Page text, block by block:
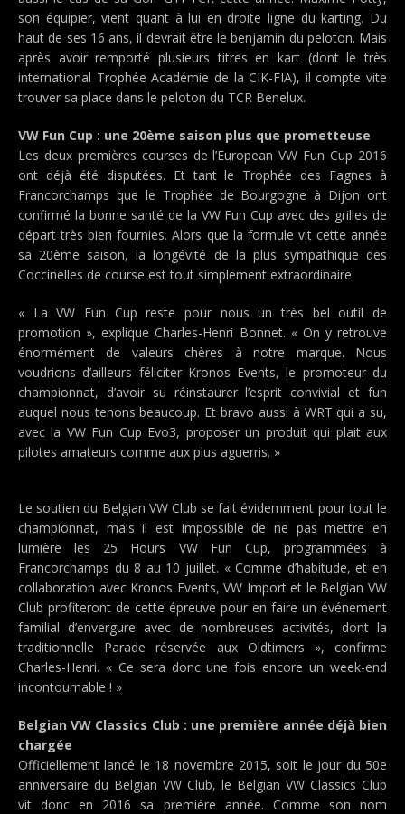
son équipier, vient quant à lui en droite ligne du karting. Du
haut de ses 16 ans, il devrait être le benjamin du peloton. Mais
après avoir remporté plusieurs titres en kart (dont le très
international Trophée Académie de la CIK-FIA), il compte vite
trouver sa place dans le peloton du TCR Benelux.
VW Fun Cup : une 20ème saison plus que prometteuse
Les deux premières courses de l’European VW Fun Cup 2016
ont déjà été disputées. Et tant le Trophée des Fagnes à
Francorchamps que le Trophée de Bourgogne à Dijon ont
confirmé la bonne santé de la VW Fun Cup avec des grilles de
départ très bien fournies. Alors que la formule vit cette année
sa 20ème saison, la longévité de la plus sympathique des
Coccinelles de course est tout simplement extraordinaire.
« La VW Fun Cup reste pour nous un très bel outil de
promotion », explique Charles-Henri Bonnet. « On y retrouve
énormément de valeurs chères à notre marque. Nous
voudrions d’ailleurs féliciter Kronos Events, le promoteur du
championnat, d’avoir su réinstaurer l’esprit convivial et fun
auquel nous tenons beaucoup. Et bravo aussi à WRT qui a su,
avec la VW Fun Cup Evo3, proposer un produit qui plait aux
pilotes amateurs comme aux plus aguerris. »
Le soutien du Belgian VW Club se fait évidemment pour tout le
championnat, mais il est impossible de ne pas mettre en
lumière les 25 Hours VW Fun Cup, programmées à
Francorchamps du 8 au 10 juillet. « Comme d’habitude, et en
collaboration avec Kronos Events, VW Import et le Belgian VW
Club profiteront de cette épreuve pour en faire un événement
familial d’envergure avec de nombreuses activités, dont la
traditionnelle Parade réservée aux Oldtimers », confirme
Charles-Henri. « Ce sera donc une fois encore un week-end
incontournable ! »
Belgian VW Classics Club : une première année déjà bien
chargée
Officiellement lancé le 18 novembre 2015, soit le jour du 50e
anniversaire du Belgian VW Club, le Belgian VW Classics Club
vit donc en 2016 sa première année. Comme son nom